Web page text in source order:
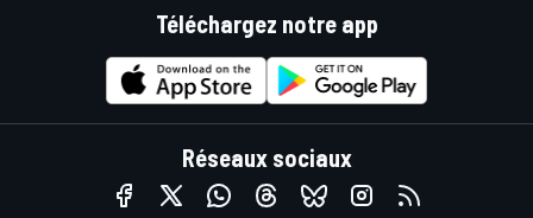
Téléchargez notre app
Réseaux sociaux